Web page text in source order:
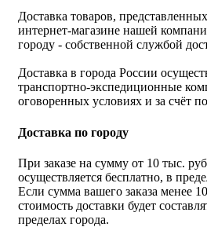
Доставка товаров,
интернет-магазине нашей
городу - собственной службой
Доставка в города России
транспортно-экспедиционные
оговоренных условиях и за счёт
Доставка по городу
При заказе на сумму от 10 тыс.
осуществляется бесплатно, в
Если сумма вашего заказа менее
стоимость доставки будет
пределах города.